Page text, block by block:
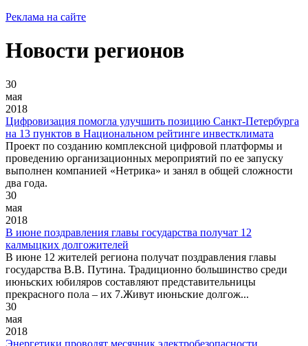
Реклама на сайте
Новости регионов
30
мая
2018
Цифровизация помогла улучшить позицию Санкт-Петербурга
на 13 пунктов в Национальном рейтинге инвестклимата
Проект по созданию комплексной цифровой платформы и
проведению организационных мероприятий по ее запуску
выполнен компанией «Нетрика» и занял в общей сложности
два года.
30
мая
2018
В июне поздравления главы государства получат 12
калмыцких долгожителей
В июне 12 жителей региона получат поздравления главы
государства В.В. Путина. Традиционно большинство среди
июньских юбиляров составляют представительницы
прекрасного пола – их 7.Живут июньские долгож...
30
мая
2018
Энергетики проводят месячник электробезопасности